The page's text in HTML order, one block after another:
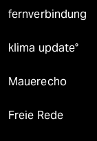
fernverbindung
klima update°
Mauerecho
Freie Rede